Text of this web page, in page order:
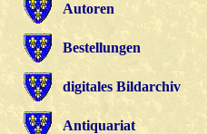
Autoren
Bestellungen
digitales Bildarchiv
Antiquariat